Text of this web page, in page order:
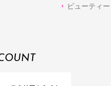
ビューティー